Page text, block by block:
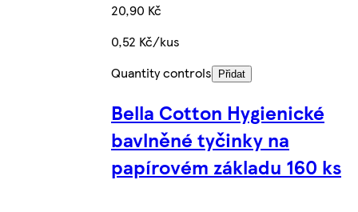
20,90 Kč
0,52 Kč/kus
Quantity controls
Přidat
Bella Cotton Hygienické
bavlněné tyčinky na
papírovém základu 160 ks